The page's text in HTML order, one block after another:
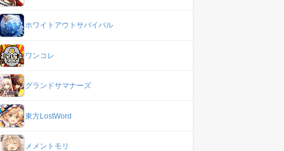
ホワイトアウトサバイバル
ワンコレ
グランドサマナーズ
東方LostWord
メメントモリ